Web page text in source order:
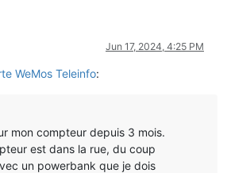
Jun 17, 2024, 4:25 PM
WeMos Teleinfo:
mon compteur depuis 3 mois.
est dans la rue, du coup
un powerbank que je dois